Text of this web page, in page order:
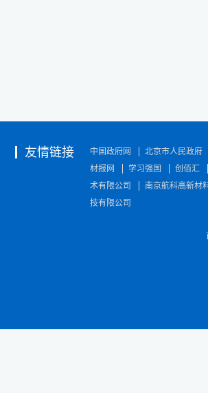
友情链接 中国政府网 北京市人民政府
材报网
学习强国 创佰汇
术有限公司
南京航科高新材
技有限公司